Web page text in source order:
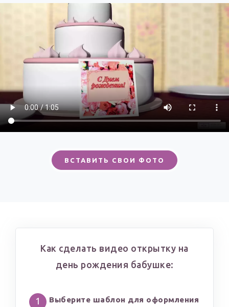
ВСТАВИТЬ СВОИ ФОТО
Как сделать видео открытку на
день рождения бабушке:
1
Выберите шаблон для оформления